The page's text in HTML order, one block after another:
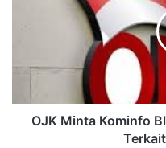
OJK Minta Kominfo